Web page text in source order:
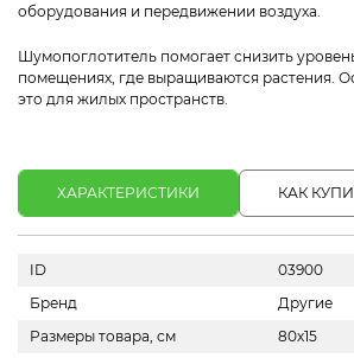
оборудования и передвижении воздуха.
Шумопоглотитель помогает снизить
помещениях, где выращиваются растения.
это для жилых пространств.
ХАРАКТЕРИСТИКИ КАК
ID
03900
Бренд
Другие
Размеры товара, см
80х15